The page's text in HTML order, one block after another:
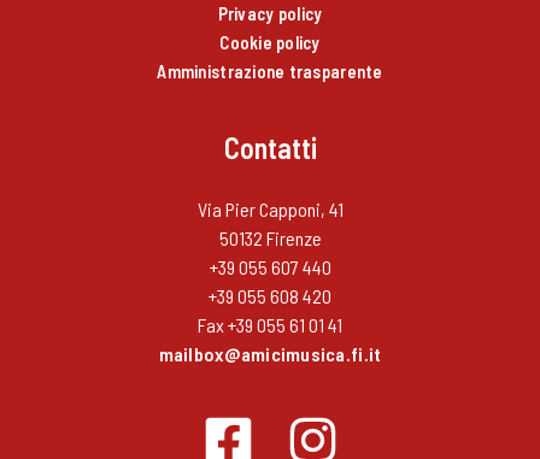
Privacy policy
Cookie policy
Amministrazione trasparente
Contatti
Via Pier Capponi, 41
50132 Firenze
+39 055 607 440
+39 055 608 420
Fax +39 055 61 01 41
mailbox@amicimusica.fi.it